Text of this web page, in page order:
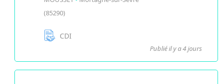
(85290)
CDI
Publié il y a 4 jours